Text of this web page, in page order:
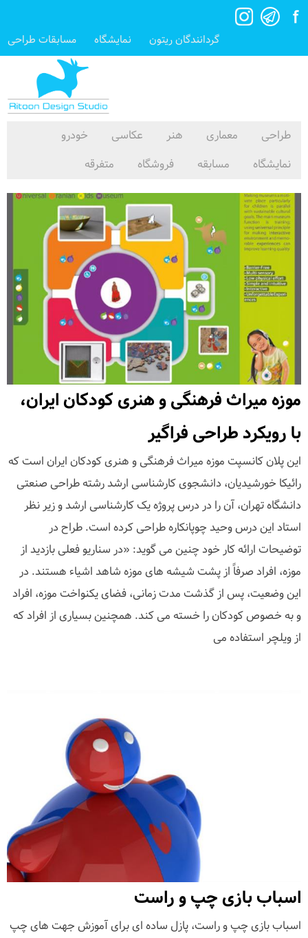
گردانندگان ریتون نمایشگاه مسابقات طراحی
طراحی معماری هنر عکاسی
خودرو
نمایشگاه
مسابقه فروشگاه متفرقه
موزه میراث فرهنگی و هنری کودکان ایران،
با رویکرد طراحی فراگیر
این پلان کانسپت موزه میراث فرهنگی و هنری کودکان ایران است که
رائیکا خورشیدیان، دانشجوی کارشناسی ارشد رشته طراحی صنعتی
دانشگاه تهران، آن را در درس پروژه یک کارشناسی ارشد و زیر نظر
استاد این درس وحید چوپانکاره طراحی کرده است. طراح در
توضیحات ارائه کار خود چنین می گوید: «در سناریو فعلی بازدید از
موزه، افراد صرفاً از پشت شیشه های موزه شاهد اشیاء هستند. در
این وضعیت، پس از گذشت مدت زمانی، فضای یکنواخت موزه، افراد
و به خصوص کودکان را خسته می کند. همچنین بسیاری از افراد که
از ویلچر استفاده می
اسباب بازی چپ و راست
اسباب بازی چپ و راست، پازل ساده ای برای آموزش جهت های چپ